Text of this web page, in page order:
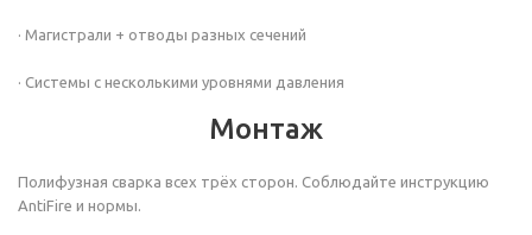
· Магистрали + отводы разных сечений
· Системы с несколькими уровнями давления
Монтаж
Полифузная сварка всех трёх сторон. Соблюдайте инструкцию
AntiFire и нормы.